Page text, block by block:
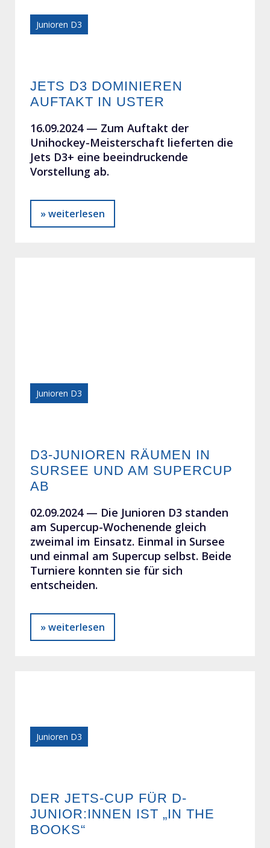
Junioren D3
JETS D3 DOMINIEREN
AUFTAKT IN USTER
16.09.2024 — Zum Auftakt der
Unihockey-Meisterschaft lieferten die
Jets D3+ eine beeindruckende
Vorstellung ab.
» weiterlesen
Junioren D3
D3-JUNIOREN RÄUMEN IN
SURSEE UND AM SUPERCUP
AB
02.09.2024 — Die Junioren D3 standen
am Supercup-Wochenende gleich
zweimal im Einsatz. Einmal in Sursee
und einmal am Supercup selbst. Beide
Turniere konnten sie für sich
entscheiden.
» weiterlesen
Junioren D3
DER JETS-CUP FÜR D-
JUNIOR:INNEN IST „IN THE
BOOKS“